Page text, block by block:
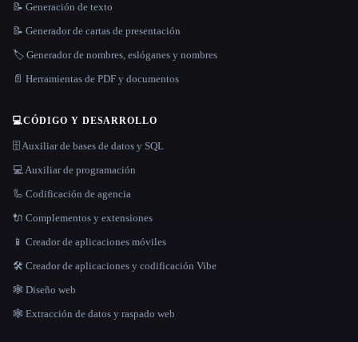
📝 Generación de texto
📝 Generador de cartas de presentación
🏷️ Generador de nombres, eslóganes y nombres
📄 Herramientas de PDF y documentos
💻CÓDIGO Y DESARROLLO
🗄️ Auxiliar de bases de datos y SQL
💻 Auxiliar de programación
🦾 Codificación de agencia
🔌 Complementos y extensiones
📱 Creador de aplicaciones móviles
🛠️ Creador de aplicaciones y codificación Vibe
🕸 Diseño web
🕸️ Extracción de datos y raspado web